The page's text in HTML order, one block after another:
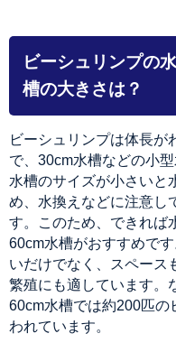
ビーシュリンプの
槽の大きさは？
ビーシュリンプは体長が
で、30cm水槽などの小
水槽のサイズが小さいと
め、水換えなどに注意し
す。このため、できれば
60cm水槽がおすすめで
いだけでなく、スペース
繁殖にも適しています。
60cm水槽では約200匹の
われています。